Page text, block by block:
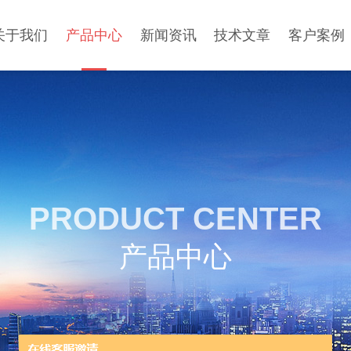
于我们 产品中心 新闻资讯 技术文章 客户案例
PRODUCT CENTER
产品中心